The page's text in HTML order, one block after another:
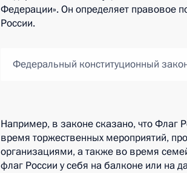
Федерации». Он определяет правовое
России.
Федеральный конституционный
Например, в законе сказано, что Флаг
время торжественных мероприятий,
организациями, а также во время
флаг России у себя на балконе или на